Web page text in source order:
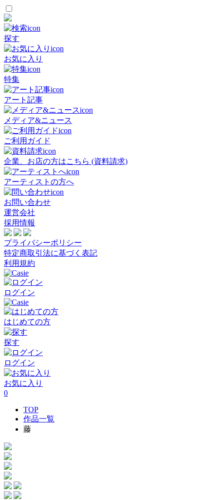
探す
お気に入り
特集
アート記事
メディア&ニュース
ご利用ガイド
企業、お店の方はこちら (資料請求)
アーティストの方へ
お問い合わせ
運営会社
採用情報
プライバシーポリシー
特定商取引法に基づく表記
利用規約
ログイン
はじめての方
探す
ログイン
お気に入り
0
TOP
作品一覧
藤